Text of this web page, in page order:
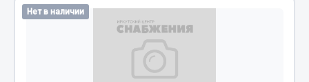
Пружины
Нет в наличии